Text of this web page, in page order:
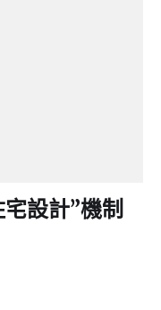
設計”機制